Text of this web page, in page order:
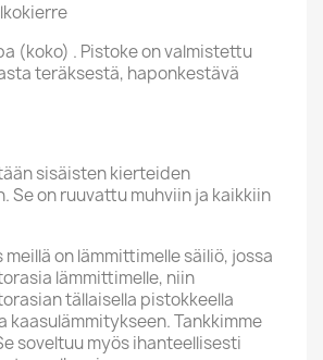
(koko) . Pistoke on valmistettu
teräksestä, haponkestävä
sisäisten kierteiden
Se on ruuvattu muhviin ja kaikkiin
meillä on lämmittimelle säiliö, jossa
lämmittimelle, niin
tällaisella pistokkeella
kaasulämmitykseen. Tankkimme
soveltuu myös ihanteellisesti